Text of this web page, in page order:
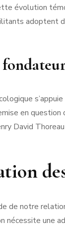
évolution
adoptent
en question
David
de notre
nécessite une